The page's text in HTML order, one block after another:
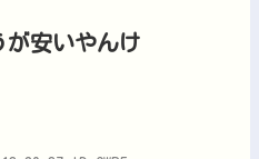
が安いやんけ